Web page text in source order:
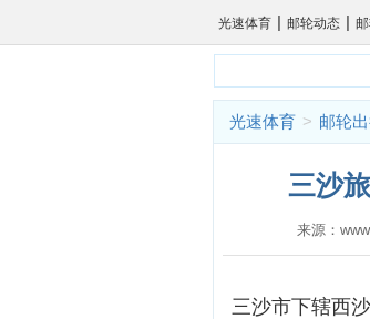
光速体育 | 邮轮动态 |
光速体育 > 邮轮
三沙
来源：
三沙市下辖西